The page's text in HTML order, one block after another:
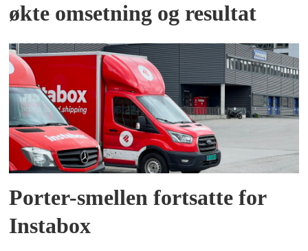
økte omsetning og resultat
Porter-smellen fortsatte for
Instabox